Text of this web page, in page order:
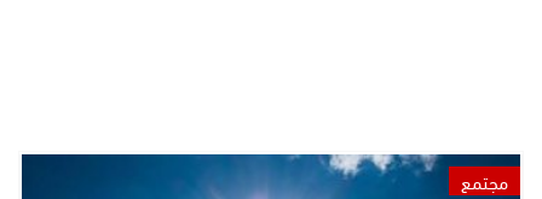
مجتمع